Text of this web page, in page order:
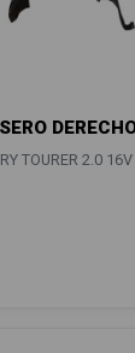
TOURER 2.0 16V